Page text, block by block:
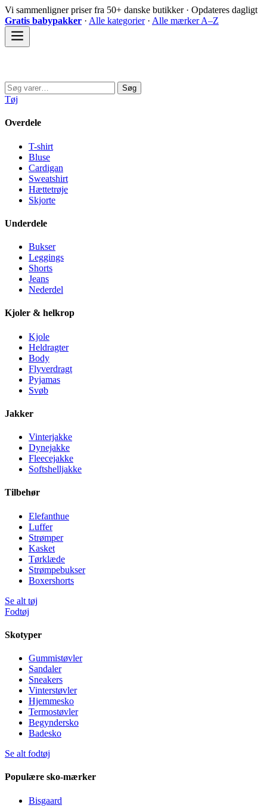
Spring
til
indhold
Vi sammenligner priser fra 50+ danske butikker · Opdateres dagligt
Gratis babypakker · Alle kategorier· Alle mærker A–Z
Søg
efter:
Søg
Tøj
Overdele
T-shirt
Bluse
Cardigan
Sweatshirt
Hættetrøje
Skjorte
Underdele
Bukser
Leggings
Shorts
Jeans
Nederdel
Kjoler & helkrop
Kjole
Heldragter
Body
Flyverdragt
Pyjamas
Svøb
Jakker
Vinterjakke
Dynejakke
Fleecejakke
Softshelljakke
Tilbehør
Elefanthue
Luffer
Strømper
Kasket
Tørklæde
Strømpebukser
Boxershorts
Se alt tøj
Fodtøj
Skotyper
Gummistøvler
Sandaler
Sneakers
Vinterstøvler
Hjemmesko
Termostøvler
Begyndersko
Badesko
Se alt fodtøj
Populære sko-mærker
Bisgaard